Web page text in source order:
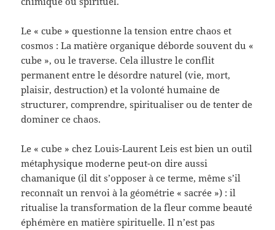
Le « cube » questionne la tension entre chaos et
cosmos : La matière organique déborde souvent du «
cube », ou le traverse. Cela illustre le conflit
permanent entre le désordre naturel (vie, mort,
plaisir, destruction) et la volonté humaine de
structurer, comprendre, spiritualiser ou de tenter de
dominer ce chaos.
Le « cube » chez Louis-Laurent Leis est bien un outil
métaphysique moderne peut-on dire aussi
chamanique (il dit s’opposer à ce terme, même s’il
reconnaît un renvoi à la géométrie « sacrée ») : il
ritualise la transformation de la fleur comme beauté
éphémère en matière spirituelle. Il n’est pas